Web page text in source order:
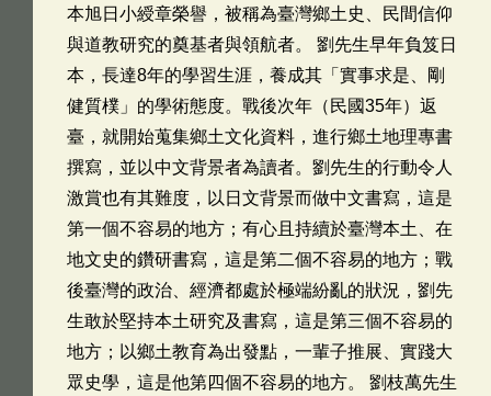
本旭日小綬章榮譽，被稱為臺灣鄉土史、民間信仰
與道教研究的奠基者與領航者。 劉先生早年負笈日
本，長達8年的學習生涯，養成其「實事求是、剛
健質樸」的學術態度。戰後次年（民國35年）返
臺，就開始蒐集鄉土文化資料，進行鄉土地理專書
撰寫，並以中文背景者為讀者。劉先生的行動令人
激賞也有其難度，以日文背景而做中文書寫，這是
第一個不容易的地方；有心且持續於臺灣本土、在
地文史的鑽研書寫，這是第二個不容易的地方；戰
後臺灣的政治、經濟都處於極端紛亂的狀況，劉先
生敢於堅持本土研究及書寫，這是第三個不容易的
地方；以鄉土教育為出發點，一輩子推展、實踐大
眾史學，這是他第四個不容易的地方。 劉枝萬先生